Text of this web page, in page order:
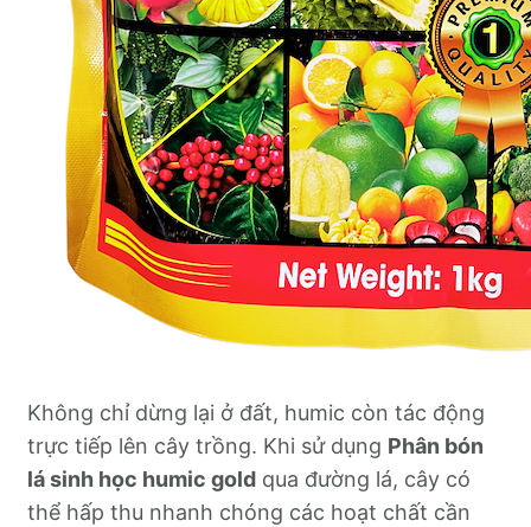
Không chỉ dừng lại ở đất, humic còn tác động
trực tiếp lên cây trồng. Khi sử dụng Phân bón
lá sinh học humic gold qua đường lá, cây có
thể hấp thu nhanh chóng các hoạt chất cần